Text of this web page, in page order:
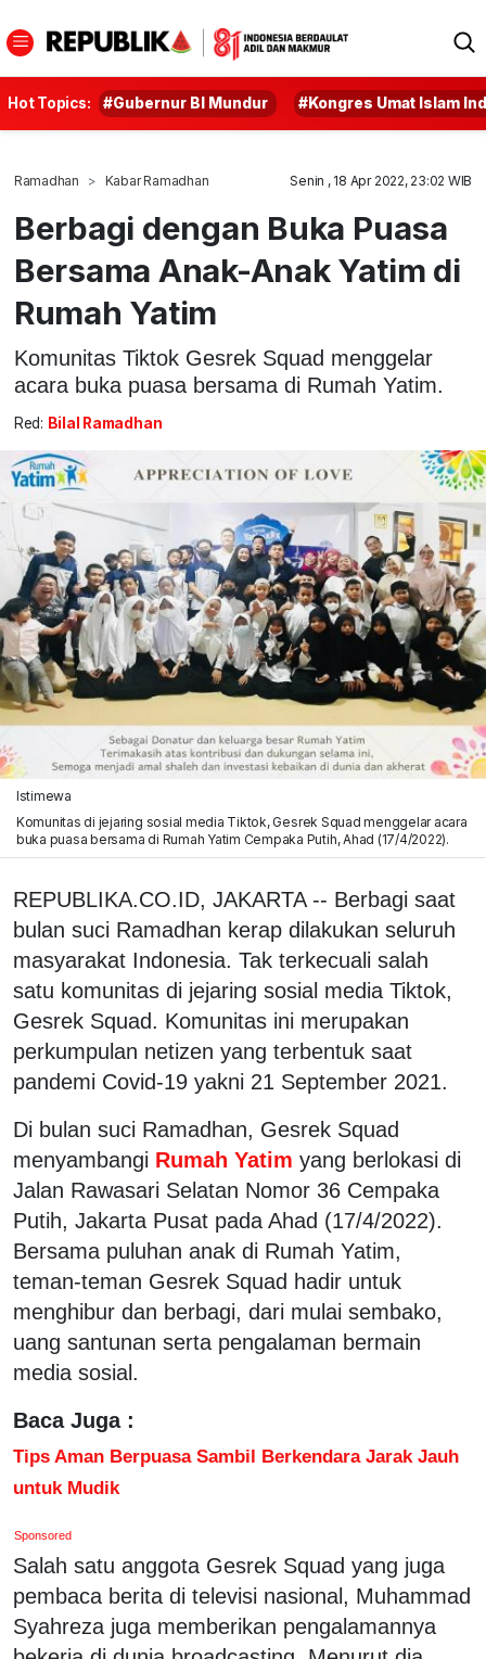
Hot Topics: #Gubernur BI Mundur #Kongres Umat Islam
Ramadhan Kabar Ramadhan Senin , 18 Apr 2022, 23:02 WIB
Berbagi dengan Buka Puasa
Bersama Anak-Anak Yatim di
Rumah Yatim
Komunitas Tiktok Gesrek Squad menggelar
acara buka puasa bersama di Rumah Yatim.
Red: Bilal Ramadhan
Istimewa
Komunitas di jejaring sosial media Tiktok, Gesrek Squad menggelar acara
buka puasa bersama di Rumah Yatim Cempaka Putih, Ahad (17/4/2022).
REPUBLIKA.CO.ID, JAKARTA -- Berbagi saat
bulan suci Ramadhan kerap dilakukan seluruh
masyarakat Indonesia. Tak terkecuali salah
satu komunitas di jejaring sosial media Tiktok,
Gesrek Squad. Komunitas ini merupakan
perkumpulan netizen yang terbentuk saat
pandemi Covid-19 yakni 21 September 2021.
Di bulan suci Ramadhan, Gesrek Squad
menyambangi Rumah Yatim yang berlokasi di
Jalan Rawasari Selatan Nomor 36 Cempaka
Putih, Jakarta Pusat pada Ahad (17/4/2022).
Bersama puluhan anak di Rumah Yatim,
teman-teman Gesrek Squad hadir untuk
menghibur dan berbagi, dari mulai sembako,
uang santunan serta pengalaman bermain
media sosial.
Baca Juga :
Tips Aman Berpuasa Sambil Berkendara Jarak Jauh
untuk Mudik
Sponsored
Salah satu anggota Gesrek Squad yang juga
pembaca berita di televisi nasional, Muhammad
Syahreza juga memberikan pengalamannya